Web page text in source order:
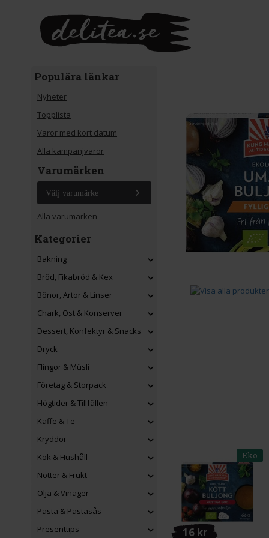
Populära länkar
Nyheter
Topplista
Varor med kort datum
Alla kampanjvaror
Varumärken
Välj varumärke
Alla varumärken
Kategorier
Bakning
Bröd, Fikabröd & Kex
Bönor, Ärtor & Linser
Chark, Ost & Konserver
Dessert, Konfektyr & Snacks
Dryck
Flingor & Müsli
Företag & Storpack
Högtider & Tillfällen
Kaffe & Te
Kryddor
Kök & Hushåll
Nötter & Frukt
Olja & Vinäger
Pasta & Pastasås
Presenttips
16 kr
Eko